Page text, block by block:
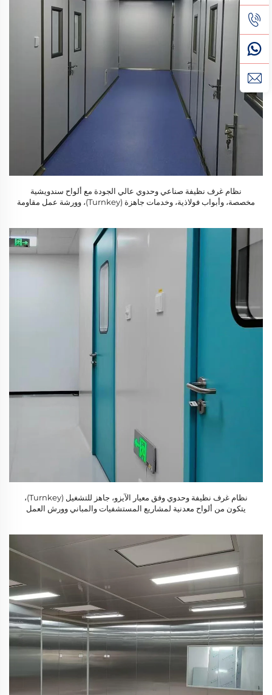
نظام غرف نظيفة صناعي وحدوي عالي الجودة مع ألواح سندويشية
مخصصة، وأبواب فولاذية، وخدمات جاهزة (Turnkey)، وورشة عمل مقاومة
نظام غرف نظيفة وحدوي وفق معيار الآيزو، جاهز للتشغيل (Turnkey)،
يتكون من ألواح معدنية لمشاريع المستشفيات والمباني وورش العمل